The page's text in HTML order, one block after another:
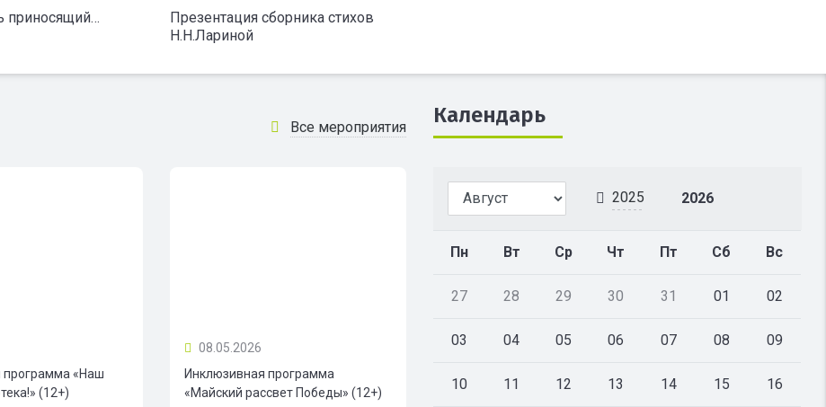
приносящий…
Презентация сборника стихов
Н.Н.Лариной
Все мероприятия
программа «Наш
(12+)
08.05.2026
Инклюзивная программа
«Майский рассвет Победы» (12+)
Календарь
2025 2026
Пн Вт Ср Чт Пт Сб Вс
27 28 29 30 31 01 02
03 04 05 06 07 08 09
10 11 12 13 14 15 16